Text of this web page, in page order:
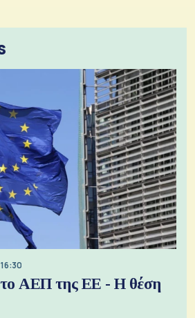
το ΑΕΠ της ΕΕ - Η θέση